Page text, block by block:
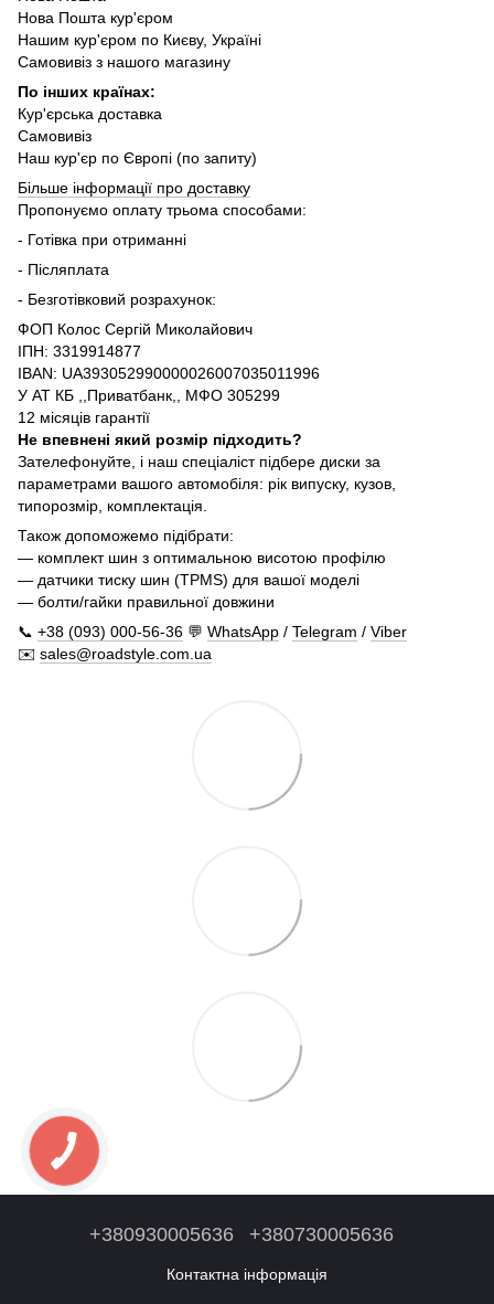
Нова Пошта кур'єром
Нашим кур'єром по Києву, Україні
Самовивіз з нашого магазину
По інших країнах:
Кур'єрська доставка
Самовивіз
Наш кур'єр по Європі (по запиту)
Більше інформації про доставку
Пропонуємо оплату трьома способами:
- Готівка при отриманні
- Післяплата
- Безготівковий розрахунок:
ФОП Колос Сергій Миколайович
ІПН: 3319914877
IBAN: UA393052990000026007035011996
У АТ КБ ,,Приватбанк,, МФО 305299
12 місяців гарантії
Не впевнені який розмір підходить?
Зателефонуйте, і наш спеціаліст підбере диски за
параметрами вашого автомобіля: рік випуску, кузов,
типорозмір, комплектація.
Також допоможемо підібрати:
— комплект шин з оптимальною висотою профілю
— датчики тиску шин (TPMS) для вашої моделі
— болти/гайки правильної довжини
📞 +38 (093) 000-56-36 💬 WhatsApp / Telegram / Viber
✉️ sales@roadstyle.com.ua
+380930005636 +380730005636
Контактна інформація